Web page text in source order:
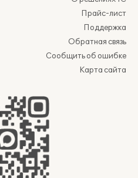
Прайс-лист
Поддержка
Обратная связь
Сообщить об ошибке
Карта сайта